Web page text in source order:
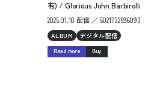
有) / Glorious John Barbirolli
2025.01.10 配信 ／ 5021732596093
ALBUM デジタル配信
Read more Buy